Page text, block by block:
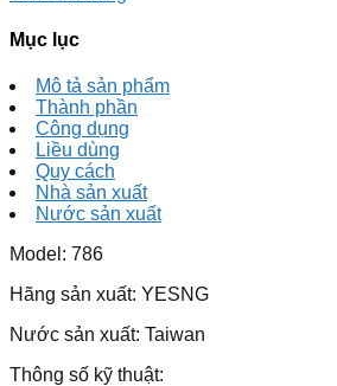
Mục lục
Mô tả sản phẩm
Thành phần
Công dụng
Liều dùng
Quy cách
Nhà sản xuất
Nước sản xuất
Model: 786
Hãng sản xuất: YESNG
Nước sản xuất: Taiwan
Thông số kỹ thuật: